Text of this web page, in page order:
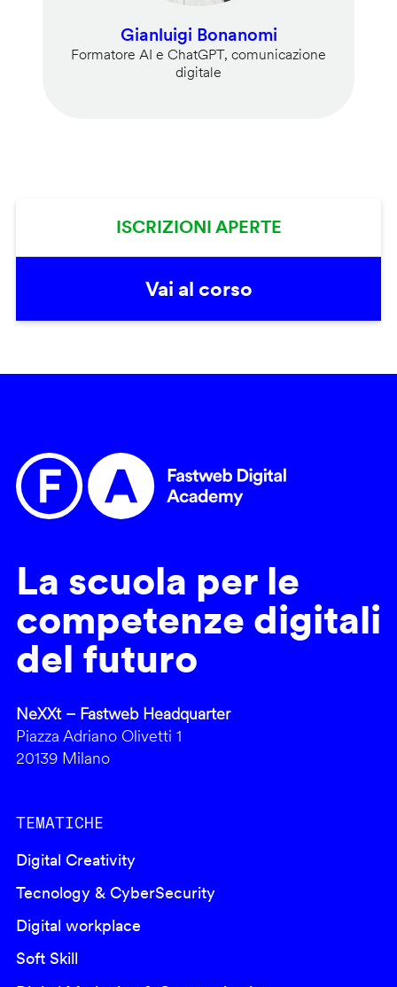
Gianluigi Bonanomi
Formatore AI e ChatGPT, comunicazione
digitale
ISCRIZIONI APERTE
Vai al corso
La scuola per le
competenze digitali
del futuro
NeXXt – Fastweb Headquarter
Piazza Adriano Olivetti 1
20139 Milano
TEMATICHE
Digital Creativity
Tecnology & CyberSecurity
Digital workplace
Soft Skill